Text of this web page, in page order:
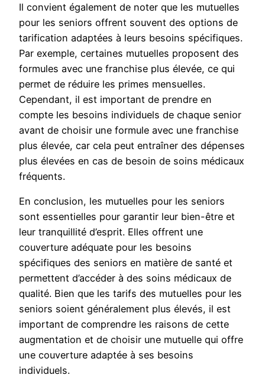
Il convient également de noter que les mutuelles
pour les seniors offrent souvent des options de
tarification adaptées à leurs besoins spécifiques.
Par exemple, certaines mutuelles proposent des
formules avec une franchise plus élevée, ce qui
permet de réduire les primes mensuelles.
Cependant, il est important de prendre en
compte les besoins individuels de chaque senior
avant de choisir une formule avec une franchise
plus élevée, car cela peut entraîner des dépenses
plus élevées en cas de besoin de soins médicaux
fréquents.
En conclusion, les mutuelles pour les seniors
sont essentielles pour garantir leur bien-être et
leur tranquillité d’esprit. Elles offrent une
couverture adéquate pour les besoins
spécifiques des seniors en matière de santé et
permettent d’accéder à des soins médicaux de
qualité. Bien que les tarifs des mutuelles pour les
seniors soient généralement plus élevés, il est
important de comprendre les raisons de cette
augmentation et de choisir une mutuelle qui offre
une couverture adaptée à ses besoins
individuels.